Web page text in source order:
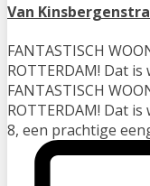
Van
FANTASTISCH
ROTTERDAM! Dat
FANTASTISCH
ROTTERDAM! Dat
8, een prachtige